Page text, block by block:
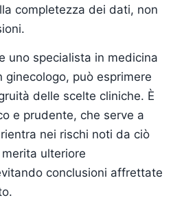
completezza dei dati, non
uno specialista in medicina
ginecologo, può esprimere
delle scelte cliniche. È
e prudente, che serve a
nei rischi noti da ciò
ulteriore
conclusioni affrettate